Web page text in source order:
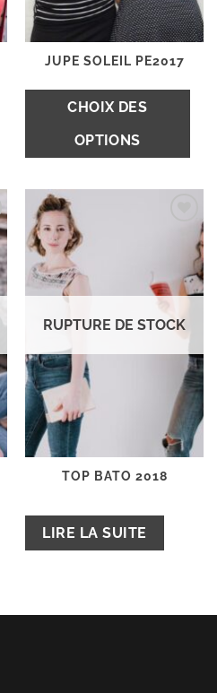
JUPE SOLEIL PE2017
CHOIX DES
OPTIONS
produit
variations.
RUPTURE DE STOCK
TOP BATO 2018
LIRE LA SUITE